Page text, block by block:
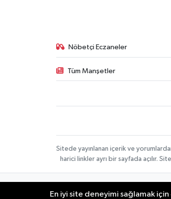
Nöbetçi Eczaneler
Tüm Manşetler
Sitede yayınlanan içerik ve
harici linkler ayrı bir sayfada açılır.
En iyi site deneyimi sağlamak